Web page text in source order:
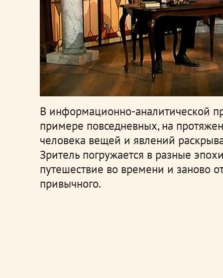
В информационно-аналитической
примере повседневных, на
человека вещей и явлений
Зритель погружается в разные
путешествие во времени и заново
привычного.